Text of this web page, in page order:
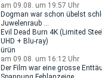
am 09.08. um 19:57 Uhr
Dogman war schon übelst
Juwelenraub ...
Evil Dead Burn 4K (Limited
UHD + Blu-ray)
ürün
am 09.08. um 16:12 Uhr
Der Film war eine grosse